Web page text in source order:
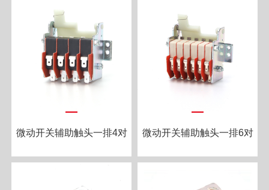
微动开关辅助触头一排4对 微动开关辅助触头一排6对